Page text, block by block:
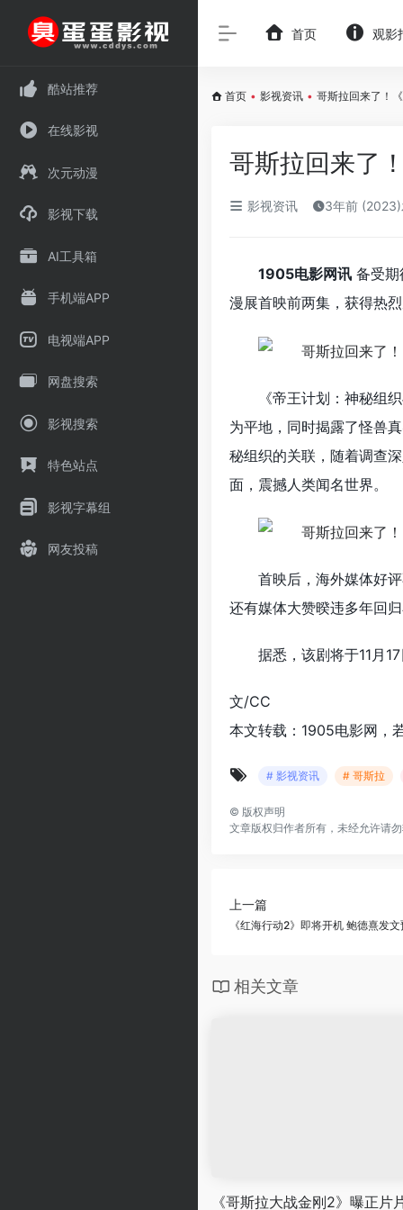
酷站推荐
在线影视
次元动漫
影视下载
AI工具箱
手机端APP
电视端APP
网盘搜索
影视搜索
特色站点
影视字幕组
网友投稿
首页 观影
首页 • 影视资讯 • 哥斯拉回来了！
哥斯拉回来了
影视资讯 3年前
1905电影网讯 备受
漫展首映前两集，获得热
《帝王计划：神秘组
为平地，同时揭露了怪兽
秘组织的关联，随着调查
面，震撼人类闻名世界。
首映后，海外媒体好
还有媒体大赞暌违多年回
据悉，该剧将于11月
文/CC
本文转载：1905电影网，
# 影视资讯 # 哥斯拉
© 版权声明
文章版权归作者所有，未经允许请
上一篇
《红海行动2》即将开机 鲍德熹发
相关文章
《哥斯拉大战金刚2》曝正片